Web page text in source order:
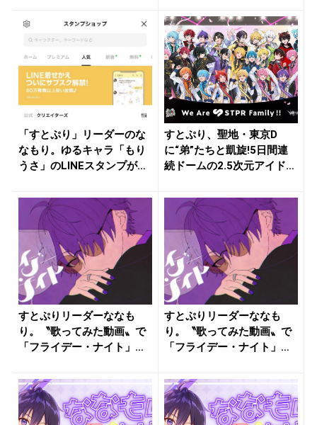
「すとぷり」リーダーのな
なもり。ゆるキャラ「もり
うさ」のLINEスタンプがク
すとぷり、聖地・東京D
に“弟”たちと凱旋!5日間連
続ドームの2.5次元アイドル
すとぷりリーダーななも
り。〝歌ってみた動画〟で
「フライデー・ナイト」を
すとぷりリーダーななも
り。〝歌ってみた動画〟で
「フライデー・ナイト」を